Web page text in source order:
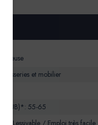
huisseries et mobilier
(UB)*: 55-65